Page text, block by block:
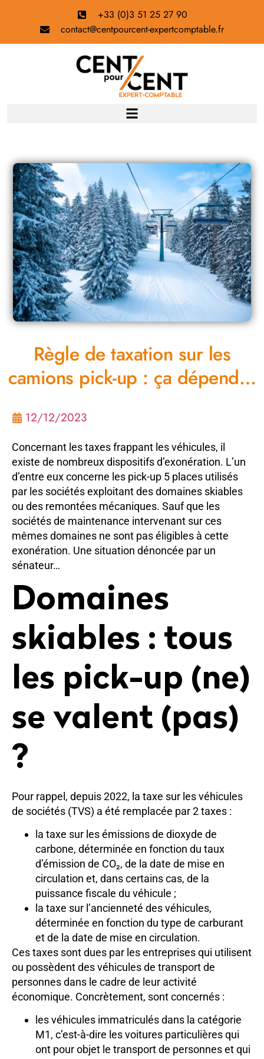
+33 (0)3 51 25 27 90
contact@centpourcent-expertcomptable.fr
Règle de taxation sur les
camions pick-up : ça dépend…
12/12/2023
Concernant les taxes frappant les véhicules, il
existe de nombreux dispositifs d’exonération. L’un
d’entre eux concerne les pick-up 5 places utilisés
par les sociétés exploitant des domaines skiables
ou des remontées mécaniques. Sauf que les
sociétés de maintenance intervenant sur ces
mêmes domaines ne sont pas éligibles à cette
exonération. Une situation dénoncée par un
sénateur…
Domaines
skiables : tous
les pick-up (ne)
se valent (pas)
?
Pour rappel, depuis 2022, la taxe sur les véhicules
de sociétés (TVS) a été remplacée par 2 taxes :
la taxe sur les émissions de dioxyde de
carbone, déterminée en fonction du taux
d’émission de CO₂, de la date de mise en
circulation et, dans certains cas, de la
puissance fiscale du véhicule ;
la taxe sur l’ancienneté des véhicules,
déterminée en fonction du type de carburant
et de la date de mise en circulation.
Ces taxes sont dues par les entreprises qui utilisent
ou possèdent des véhicules de transport de
personnes dans le cadre de leur activité
économique. Concrètement, sont concernés :
les véhicules immatriculés dans la catégorie
M1, c’est-à-dire les voitures particulières qui
ont pour objet le transport de personnes et qui